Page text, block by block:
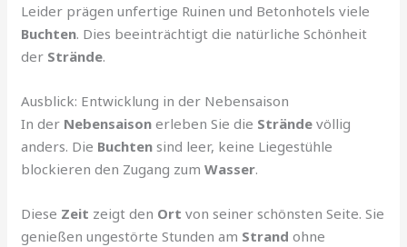
Leider prägen unfertige Ruinen und Betonhotels viele
Buchten. Dies beeinträchtigt die natürliche Schönheit
der Strände.
Ausblick: Entwicklung in der Nebensaison
In der Nebensaison erleben Sie die Strände völlig
anders. Die Buchten sind leer, keine Liegestühle
blockieren den Zugang zumWasser.
Diese Zeit zeigt den Ort von seiner schönsten Seite. Sie
genießen ungestörte Stunden am Strand ohne